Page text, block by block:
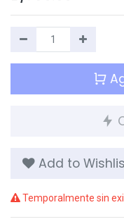
Add to
Temporalmente sin